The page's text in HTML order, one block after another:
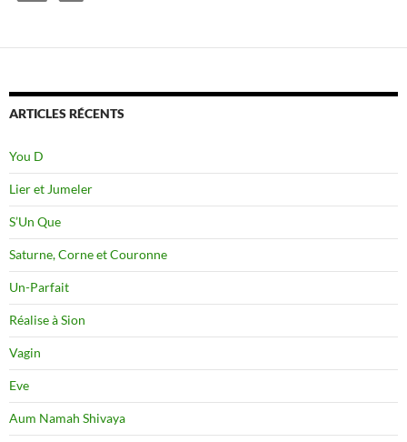
ARTICLES RÉCENTS
You D
Lier et Jumeler
S’Un Que
Saturne, Corne et Couronne
Un-Parfait
Réalise à Sion
Vagin
Eve
Aum Namah Shivaya